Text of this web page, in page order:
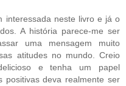
interessada neste livro e já o
A história parece-me ser
uma mensagem muito
atitudes no mundo. Creio
e tenha um papel
positivas deva realmente ser